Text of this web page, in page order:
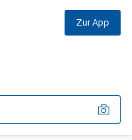
Zur App